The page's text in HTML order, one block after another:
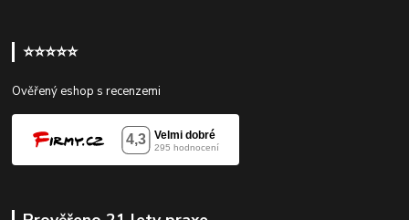
⭐⭐⭐⭐⭐
Ověřený eshop s recenzemi